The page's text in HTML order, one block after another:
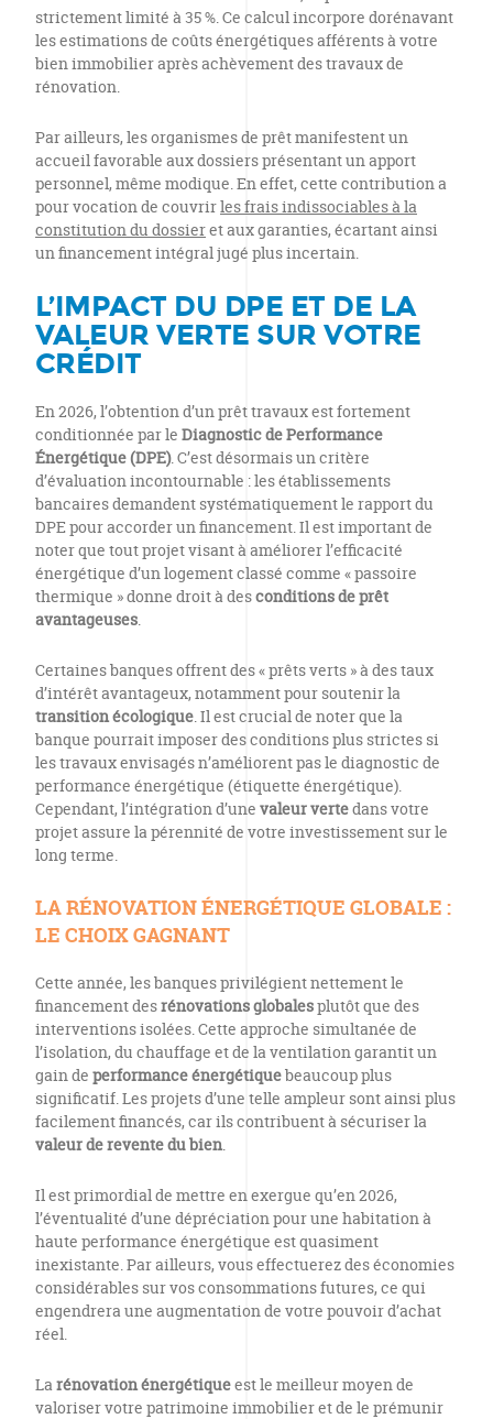
strictement limité à 35 %. Ce calcul incorpore dorénavant
les estimations de coûts énergétiques afférents à votre
bien immobilier après achèvement des travaux de
rénovation.
Par ailleurs, les organismes de prêt manifestent un
accueil favorable aux dossiers présentant un apport
personnel, même modique. En effet, cette contribution a
pour vocation de couvrirles frais indissociables à la
constitution du dossieret aux garanties, écartant ainsi
un financement intégral jugé plus incertain.
L’IMPACT DU DPE ET DE LA
VALEUR VERTE SUR VOTRE
CRÉDIT
En 2026, l’obtention d’un prêt travaux est fortement
conditionnée par le Diagnostic de Performance
Énergétique (DPE). C’est désormais un critère
d’évaluation incontournable : les établissements
bancaires demandent systématiquement le rapport du
DPE pour accorder un financement. Il est important de
noter que tout projet visant à améliorer l’efficacité
énergétique d’un logement classé comme « passoire
thermique » donne droit à desconditions de prêt
avantageuses.
Certaines banques offrent des « prêts verts » à des taux
d’intérêt avantageux, notamment pour soutenir la
transition écologique. Il est crucial de noter que la
banque pourrait imposer des conditions plus strictes si
les travaux envisagés n’améliorent pas le diagnostic de
performance énergétique (étiquette énergétique).
Cependant, l’intégration d’une valeur vertedans votre
projet assure la pérennité de votre investissement sur le
long terme.
LA RÉNOVATION ÉNERGÉTIQUE GLOBALE :
LE CHOIX GAGNANT
Cette année, les banques privilégient nettement le
financement desrénovations globalesplutôt que des
interventions isolées. Cette approche simultanée de
l’isolation, du chauffage et de la ventilation garantit un
gain de performance énergétiquebeaucoup plus
significatif. Les projets d’une telle ampleur sont ainsi plus
facilement financés, car ils contribuent à sécuriser la
valeur de revente du bien.
Il est primordial de mettre en exergue qu’en 2026,
l’éventualité d’une dépréciation pour une habitation à
haute performance énergétique est quasiment
inexistante. Par ailleurs, vous effectuerez des économies
considérables sur vos consommations futures, ce qui
engendrera une augmentation de votre pouvoir d’achat
réel.
Larénovation énergétiqueest le meilleur moyen de
valoriser votre patrimoine immobilier et de le prémunir